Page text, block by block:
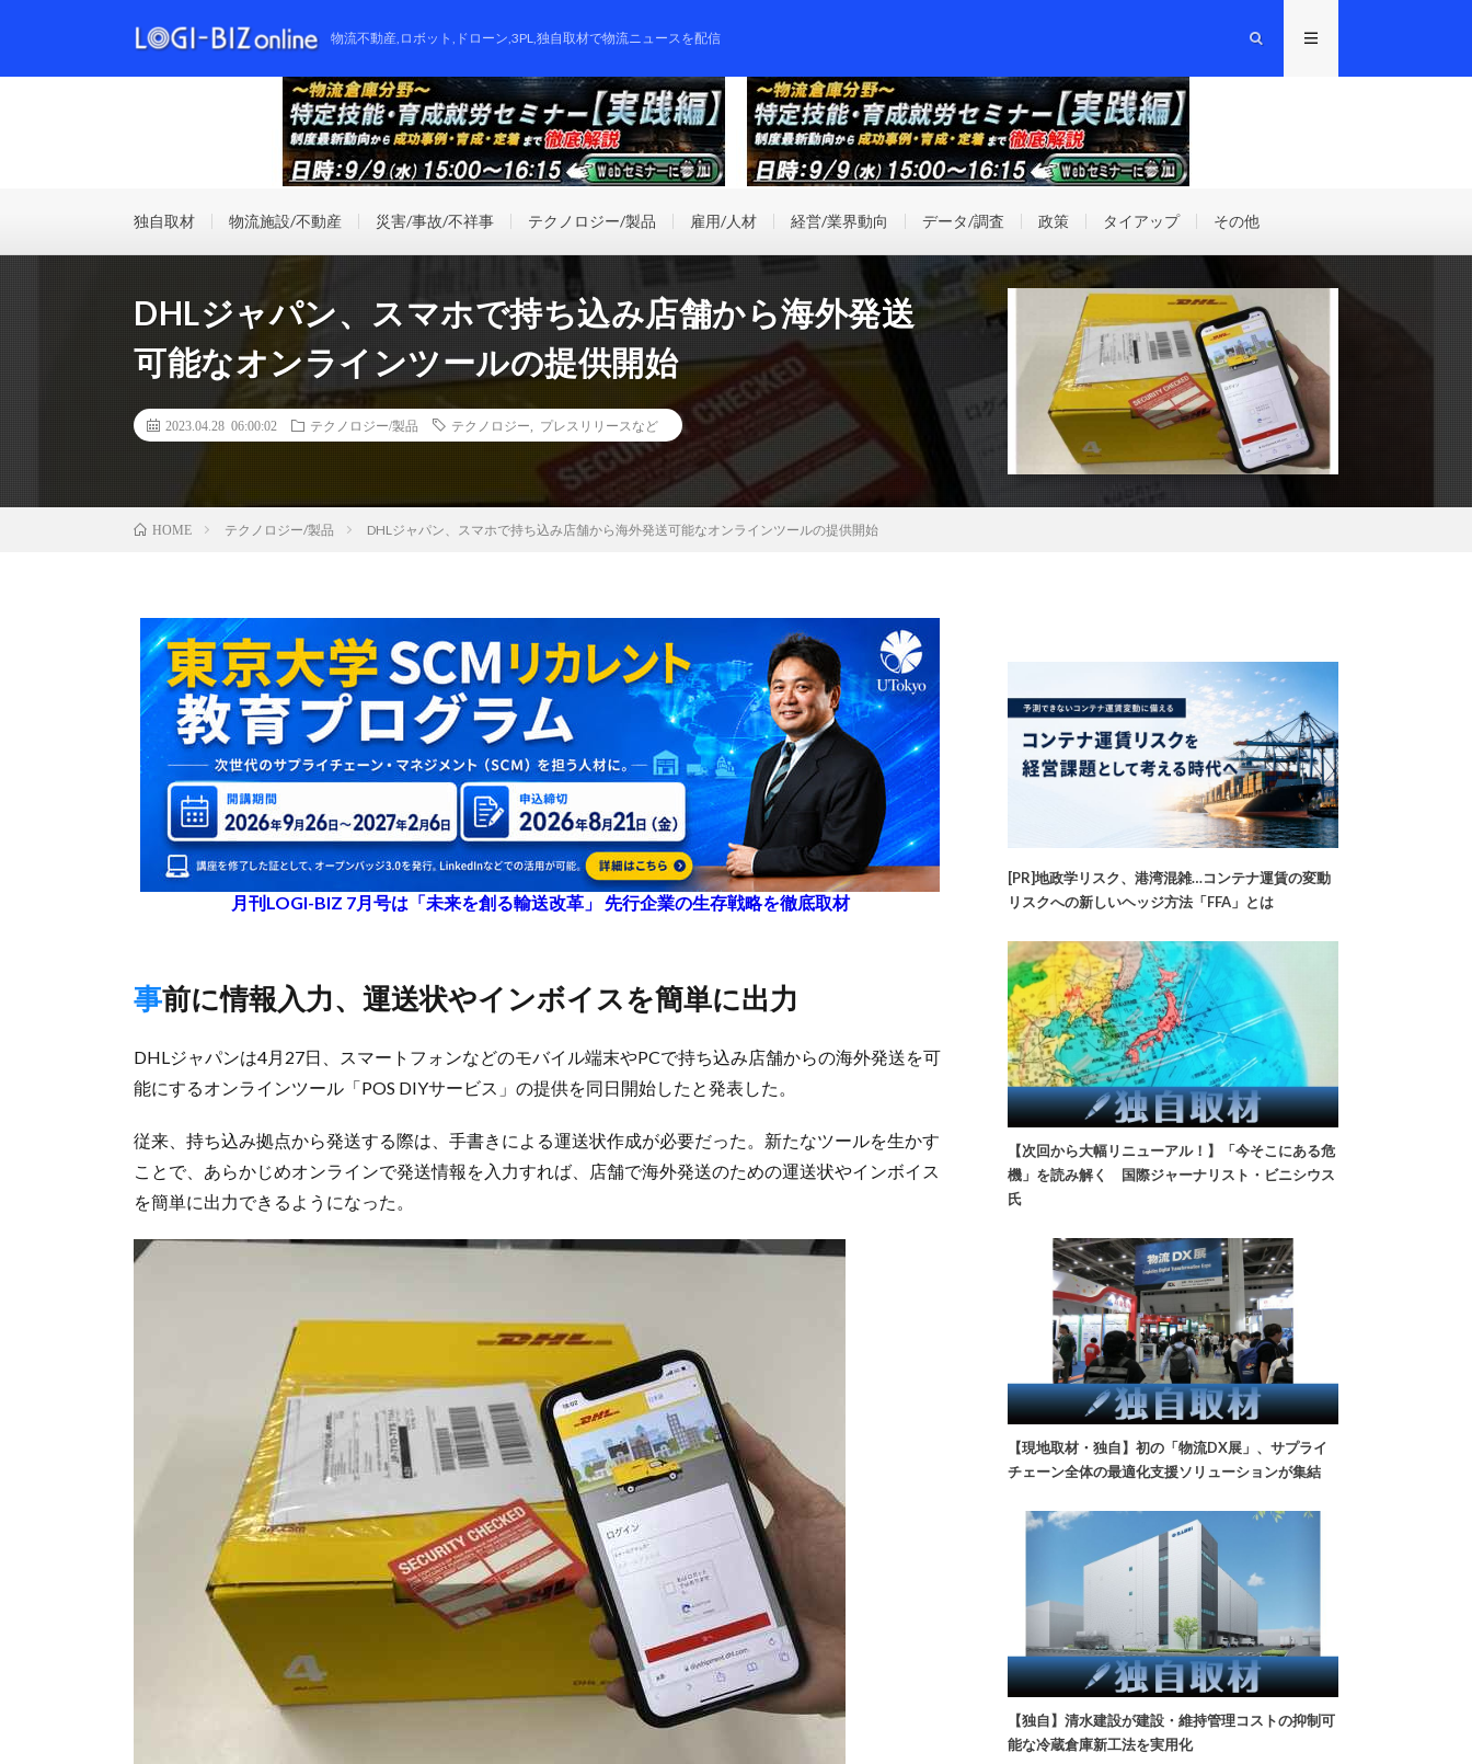
物流不動産,ロボット,ドローン,3PL,独自取材で物流ニュースを配信
独自取材 物流施設/不動産 災害/事故/不祥事 テクノロジー/製品 雇用/人材 経営/業界動向 データ/調査 政策 タイアップ その他
DHLジャパン、スマホで持ち込み店舗から海外発送
可能なオンラインツールの提供開始
2023.04.28 06:00:02 テクノロジー/製品 テクノロジー プレスリリースなど
HOME テクノロジー/製品 DHLジャパン、スマホで持ち込み店舗から海外発送可能なオンラインツールの提供開始
月刊LOGI-BIZ 7月号は「未来を創る輸送改革」 先行企業の生存戦略を徹底取材
事前に情報入力、運送状やインボイスを簡単に出力
DHLジャパンは4月27日、スマートフォンなどのモバイル端末やPCで持ち込み店舗からの海外発送を可
能にするオンラインツール「POS DIYサービス」の提供を同日開始したと発表した。
従来、持ち込み拠点から発送する際は、手書きによる運送状作成が必要だった。新たなツールを生かす
ことで、あらかじめオンラインで発送情報を入力すれば、店舗で海外発送のための運送状やインボイス
を簡単に出力できるようになった。
[PR]地政学リスク、港湾混雑…コンテナ運賃の変動
リスクへの新しいヘッジ方法「FFA」とは
【次回から大幅リニューアル！】「今そこにある危
機」を読み解く 国際ジャーナリスト・ビニシウス
氏
【現地取材・独自】初の「物流DX展」、サプライ
チェーン全体の最適化支援ソリューションが集結
【独自】清水建設が建設・維持管理コストの抑制可
能な冷蔵倉庫新工法を実用化